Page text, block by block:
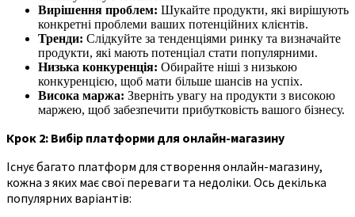
Вирішення проблем: Шукайте продукти, які вирішують
конкретні проблеми ваших потенційних клієнтів.
Тренди: Слідкуйте за тенденціями ринку та визначайте
продукти, які мають потенціал стати популярними.
Низька конкуренція: Обирайте ніші з низькою
конкуренцією, щоб мати більше шансів на успіх.
Висока маржа: Зверніть увагу на продукти з високою
маржею, щоб забезпечити прибутковість вашого бізнесу.
Крок 2: Вибір платформи для онлайн-магазину
Існує багато платформ для створення онлайн-магазину,
кожна з яких має свої переваги та недоліки. Ось декілька
популярних варіантів: